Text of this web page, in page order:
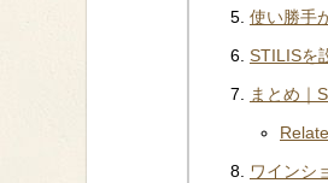
使い勝手
STILISを
まとめ｜
ワインシ